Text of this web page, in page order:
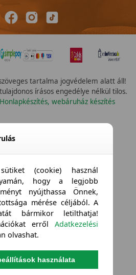
tartalma jogvédelem alatt áll!
írásos engedélye nélkül tilos.
webáruház készítés
(cookie) használ
hogy a legjobb
nyújthassa Önnek,
mérése céljából. A
bármikor letilthatja!
errőlAdatkezelési
olvashat.
használata